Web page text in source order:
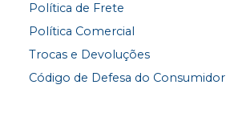
Política de Frete
Política Comercial
Trocas e Devoluções
Código de Defesa do Consumidor